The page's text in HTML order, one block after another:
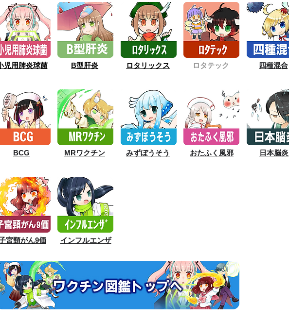
児用肺炎球菌 B型肝炎 ロタリックス ロタテック 四種混合
BCG MRワクチン みずぼうそう おたふく風邪 日本脳炎
宮頸がん9価 インフルエンザ